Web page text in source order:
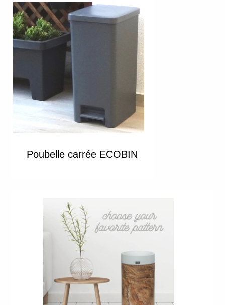
Poubelle carrée ECOBIN